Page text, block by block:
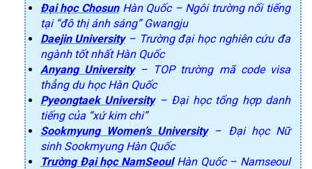
Đại học ChosunHàn Quốc – Ngôi trường nổi tiếng
tại “đô thị ánh sáng” Gwangju
Daejin University– Trường đại học nghiên cứu đa
ngành tốt nhất Hàn Quốc
Anyang University– TOP trường mã code visa
thẳng du học Hàn Quốc
Pyeongtaek University– Đại học tổng hợp danh
tiếng của “xứ kim chi”
Sookmyung Women’s University– Đại học Nữ
sinh Sookmyung Hàn Quốc
Trường Đại học NamSeoulHàn Quốc – Namseoul